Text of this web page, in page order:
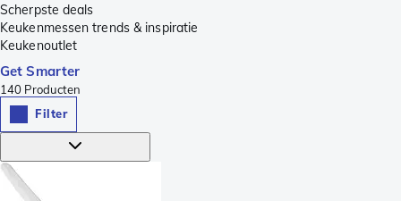
Scherpste deals
Keukenmessen trends & inspiratie
Keukenoutlet
Get Smarter
140 Producten
Filter